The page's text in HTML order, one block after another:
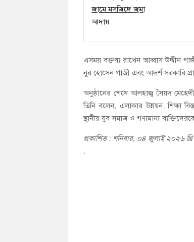
এসময় বক্তব্য রাখেন আব্বাস উদ্দীন
নুর হোসেন গাজী এবং আদর্শ সরকারি
অনুষ্ঠানের শেষে আলহাজ্ব সৈয়দ
তিনি বলেন, এলাকার উন্নয়ন, শিক্ষা
স্থানীয় যুব সমাজ ও গণ্যমান্য
প্রকাশিত : শনিবার, ০৪ জুলাই ২০২৬ খ্রি
.